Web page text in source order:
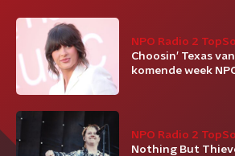
NPO Radio 2
Choosin’ Texas
komende week
NPO Radio 2
Nothing But